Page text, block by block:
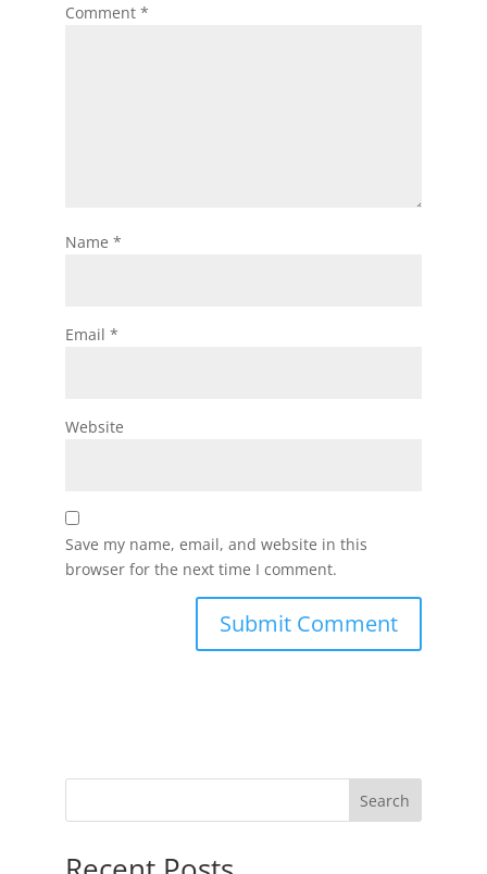
Comment *
Name *
Email *
Website
Save my name, email, and website in this
browser for the next time I comment.
Search